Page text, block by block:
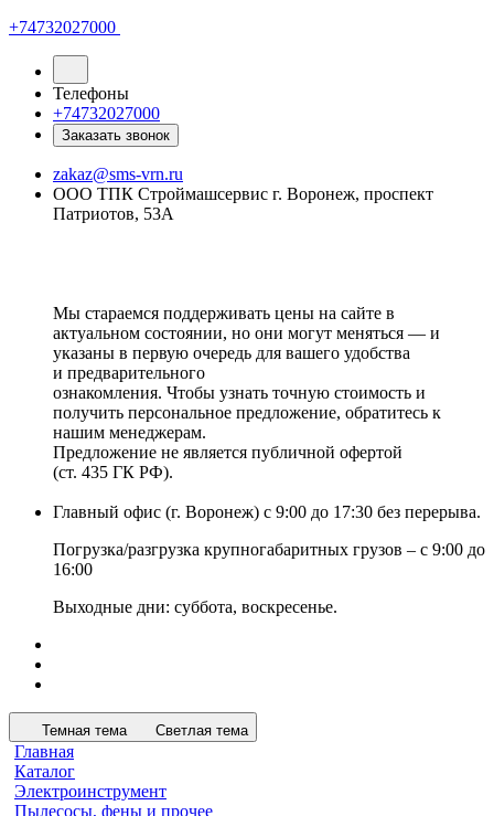
+74732027000
Телефоны
+74732027000
Заказать звонок
zakaz@sms-vrn.ru
ООО ТПК Строймашсервис г. Воронеж, проспект
Патриотов, 53А
Мы стараемся поддерживать цены на сайте в
актуальном состоянии, но они могут меняться — и
указаны в первую очередь для вашего удобства
и предварительного
ознакомления. Чтобы узнать точную стоимость и
получить персональное предложение, обратитесь к
нашим менеджерам.
Предложение не является публичной офертой
(ст. 435 ГК РФ).
Главный офис (г. Воронеж) с 9:00 до 17:30 без перерыва.
Погрузка/разгрузка крупногабаритных грузов – с 9:00 до
16:00
Выходные дни: суббота, воскресенье.
Темная тема Светлая тема
Главная
Каталог
Электроинструмент
Пылесосы, фены и прочее